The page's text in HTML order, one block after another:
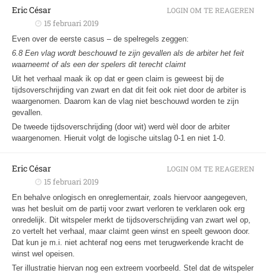
Eric César
15 februari 2019
Even over de eerste casus – de spelregels zeggen:
6.8 Een vlag wordt beschouwd te zijn gevallen als de arbiter het feit
waarneemt of als een der spelers dit terecht claimt
Uit het verhaal maak ik op dat er geen claim is geweest bij de
tijdsoverschrijding van zwart en dat dit feit ook niet door de arbiter is
waargenomen. Daarom kan de vlag niet beschouwd worden te zijn
gevallen.
De tweede tijdsoverschrijding (door wit) werd wèl door de arbiter
waargenomen. Hieruit volgt de logische uitslag 0-1 en niet 1-0.
LOGIN OM TE REAGEREN
Eric César
15 februari 2019
En behalve onlogisch en onreglementair, zoals hiervoor aangegeven,
was het besluit om de partij voor zwart verloren te verklaren ook erg
onredelijk. Dit witspeler merkt de tijdsoverschrijding van zwart wel op,
zo vertelt het verhaal, maar claimt geen winst en speelt gewoon door.
Dat kun je m.i. niet achteraf nog eens met terugwerkende kracht de
winst wel opeisen.
Ter illustratie hiervan nog een extreem voorbeeld. Stel dat de witspeler
LOGIN OM TE REAGEREN